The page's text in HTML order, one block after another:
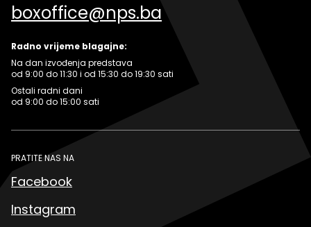
boxoffice@nps.ba
Radno vrijeme blagajne:
Na dan izvođenja predstava
od 9:00 do 11:30 i od 15:30 do 19:30 sati
Ostali radni dani
od 9:00 do 15:00 sati
PRATITE NAS NA
Facebook
Instagram